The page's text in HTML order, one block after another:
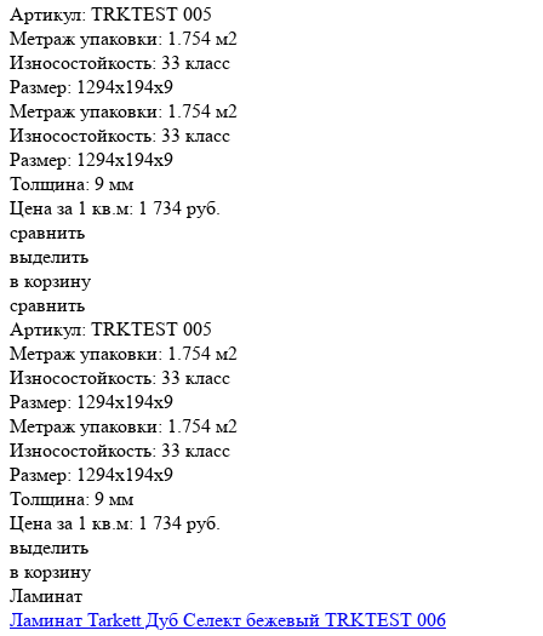
Артикул: TRKTEST 005
Метраж упаковки: 1.754 м2
Износостойкость: 33 класс
Размер: 1294x194x9
Метраж упаковки: 1.754 м2
Износостойкость: 33 класс
Размер: 1294x194x9
Толщина: 9 мм
Цена за 1 кв.м: 1 734 руб.
сравнить
выделить
в корзину
сравнить
Артикул: TRKTEST 005
Метраж упаковки: 1.754 м2
Износостойкость: 33 класс
Размер: 1294x194x9
Метраж упаковки: 1.754 м2
Износостойкость: 33 класс
Размер: 1294x194x9
Толщина: 9 мм
Цена за 1 кв.м: 1 734 руб.
выделить
в корзину
Ламинат
Ламинат Tarkett Дуб Селект бежевый TRKTEST 006